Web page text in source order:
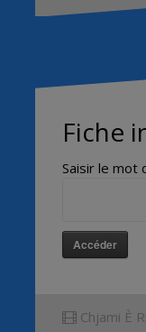
Fiche
Saisir le mot
Accéder
Chjami È